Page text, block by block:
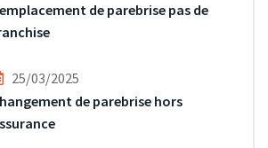
de parebrise pas de
25/03/2025
de parebrise hors